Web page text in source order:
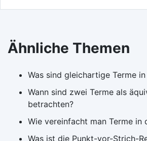
Ähnliche Themen
Was sind gleichartige Terme
Wann sind zwei Terme als
betrachten?
Wie vereinfacht man Terme in
Was ist die Punkt-vor-Strich-